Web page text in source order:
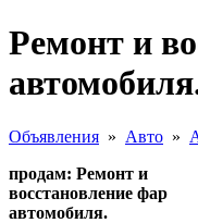
Ремонт и
Объявления » Авто »
продам: Ремонт и
восстановление фар
автомобиля.